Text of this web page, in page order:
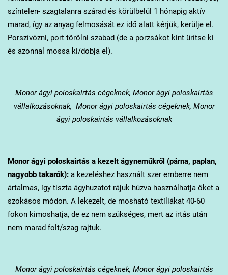
színtelen- szagtalanra szárad és körülbelül 1 hónapig aktív
marad, így az anyag felmosását ez idő alatt kérjük, kerülje el.
Porszívózni, port törölni szabad (de a porzsákot kint ürítse ki
és azonnal mossa ki/dobja el).
Monorágyi poloskairtás cégeknek, Monor ágyi poloskairtás
vállalkozásoknak, Monor ágyi poloskairtás cégeknek, Monor
ágyi poloskairtás vállalkozásoknak
Monorágyi poloskairtás a kezelt ágyneműkről (párna, paplan,
nagyobb takarók):a kezeléshez használt szer emberre nem
ártalmas, így tiszta ágyhuzatot rájuk húzva használhatja őket a
szokásos módon. A lekezelt, de mosható textíliákat 40-60
fokon kimoshatja, de ez nem szükséges, mert az irtás után
nem marad folt/szag rajtuk.
Monorágyi poloskairtás cégeknek, Monor ágyi poloskairtás